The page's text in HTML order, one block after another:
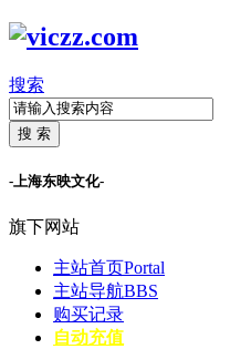
搜索
搜 索
-上海东映文化-
旗下网站
主站首页Portal
主站导航BBS
购买记录
自动充值